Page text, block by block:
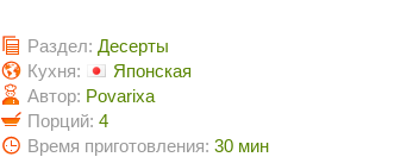
Раздел: Десерты
Кухня:
Японская
Автор: Povarixa
Порций: 4
Время приготовления: 30 мин